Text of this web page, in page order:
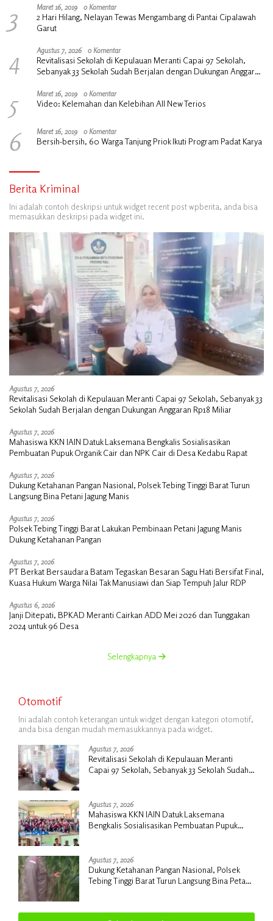
3 Maret 16, 2019 0 Komentar
2 Hari Hilang, Nelayan Tewas Mengambang di Pantai Cipalawah
Garut
4 Agustus 7, 2026 0 Komentar
Revitalisasi Sekolah di Kepulauan Meranti Capai 97 Sekolah,
Sebanyak 33 Sekolah Sudah Berjalan dengan Dukungan Anggaran
5 Maret 16, 2019 0 Komentar
Video: Kelemahan dan Kelebihan All New Terios
6 Maret 16, 2019 0 Komentar
Bersih-bersih, 60 Warga Tanjung Priok Ikuti Program Padat Karya
Berita Kriminal
Ini adalah contoh deskripsi untuk widget recent post wpberita, anda bisa
memasukkan deskripsi pada widget ini.
Agustus 7, 2026
Revitalisasi Sekolah di Kepulauan Meranti Capai 97 Sekolah, Sebanyak 33
Sekolah Sudah Berjalan dengan Dukungan Anggaran Rp18 Miliar
Agustus 7, 2026
Mahasiswa KKN IAIN Datuk Laksemana Bengkalis Sosialisasikan
Pembuatan Pupuk Organik Cair dan NPK Cair di Desa Kedabu Rapat
Agustus 7, 2026
Dukung Ketahanan Pangan Nasional, Polsek Tebing Tinggi Barat Turun
Langsung Bina Petani Jagung Manis
Agustus 7, 2026
Polsek Tebing Tinggi Barat Lakukan Pembinaan Petani Jagung Manis
Dukung Ketahanan Pangan
Agustus 7, 2026
PT Berkat Bersaudara Batam Tegaskan Besaran Sagu Hati Bersifat Final,
Kuasa Hukum Warga Nilai Tak Manusiawi dan Siap Tempuh Jalur RDP
Agustus 6, 2026
Janji Ditepati, BPKAD Meranti Cairkan ADD Mei 2026 dan Tunggakan
2024 untuk 96 Desa
Selengkapnya
Otomotif
Ini adalah contoh keterangan untuk widget dengan kategori otomotif,
anda bisa dengan mudah memasukkannya pada widget.
Agustus 7, 2026
Revitalisasi Sekolah di Kepulauan Meranti
Capai 97 Sekolah, Sebanyak 33 Sekolah Sudah
Agustus 7, 2026
Mahasiswa KKN IAIN Datuk Laksemana
Bengkalis Sosialisasikan Pembuatan Pupuk
Agustus 7, 2026
Dukung Ketahanan Pangan Nasional, Polsek
Tebing Tinggi Barat Turun Langsung Bina Petani